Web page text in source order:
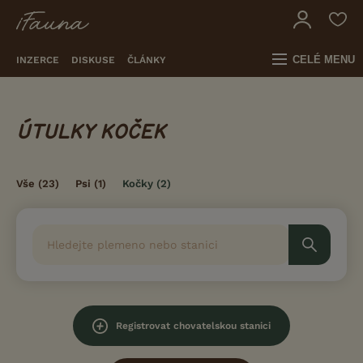
INZERCE DISKUSE ČLÁNKY CELÉ MENU
ÚTULKY KOČEK
Vše (23) Psi (1) Kočky (2)
Registrovat chovatelskou stanici